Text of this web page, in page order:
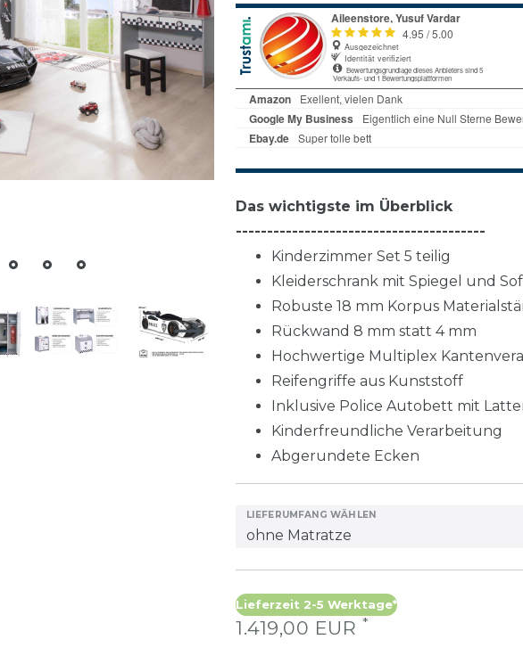
Das wichtigste im Überblick
----------------------------------------
Kinderzimmer Set 5 teilig
Kleiderschrank mit Spiegel und
Robuste 18 mm Korpus
Rückwand 8 mm statt 4 mm
Hochwertige Multiplex
Reifengriffe aus Kunststoff
Inklusive Police Autobett mit
Kinderfreundliche Verarbeitung
Abgerundete Ecken
LIEFERUMFANG WÄHLEN
Lieferzeit 2-5 Werktage*
1.419,00 EUR *